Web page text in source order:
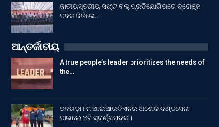
ଜାତୀୟସ୍ତରୀୟ ସଫ୍ଟ ବଲ୍ ପ୍ରତିଯୋଗିତାରେ ବ୍ରୋଞ୍ଜ
ପଦକ ଜିତିଲେ…
ଆନ୍ତର୍ଜାତୀୟ
A true people’s leader prioritizes the needs of
the…
ତନରଡ଼ା ୮ମ ଆଇଆରବିଏନର ଅଶୋକ ଦଣ୍ଡସେନା
ପାଇଲେ ୪ଟି ସ୍ବର୍ଣ୍ଣପଦକ ।